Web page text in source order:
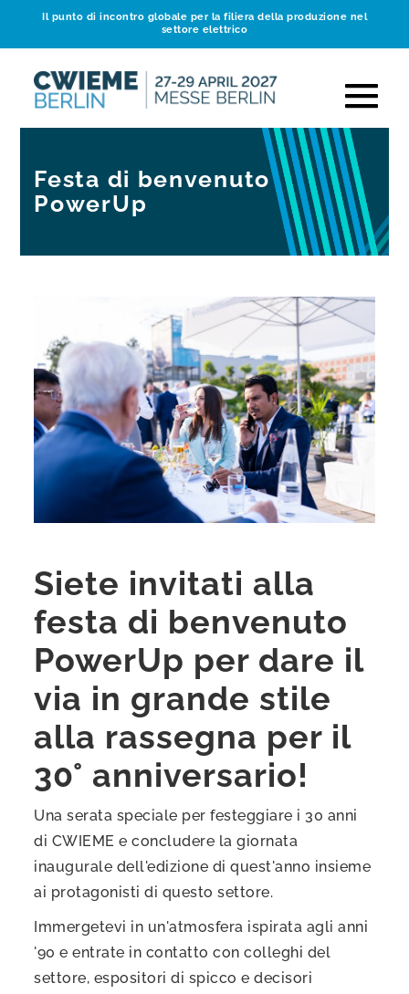
Il punto di incontro globale per la filiera della produzione nel
settore elettrico
Festa di benvenuto
PowerUp
Siete invitati alla
festa di benvenuto
PowerUp per dare il
via in grande stile
alla rassegna per il
30° anniversario!
Una serata speciale per festeggiare i 30 anni
di CWIEME e concludere la giornata
inaugurale dell'edizione di quest'anno insieme
ai protagonisti di questo settore.
Immergetevi in un'atmosfera ispirata agli anni
'90 e entrate in contatto con colleghi del
settore, espositori di spicco e decisori